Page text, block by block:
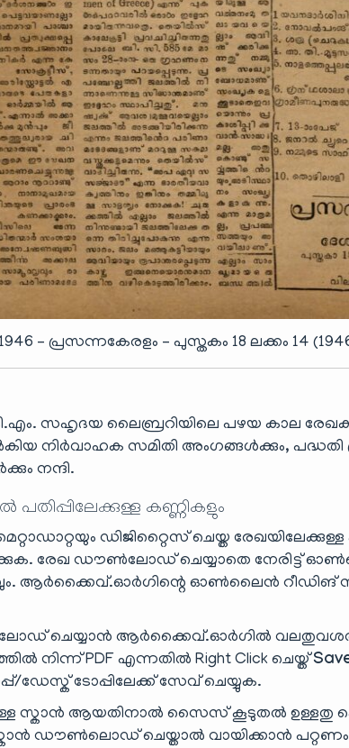
1946 – പ്രസന്നകേരളം – പുസ്തകം 18 ലക്കം 14
സഹൃദയ ലൈബ്രറിയിലെ പഴയ കാല
നിര്‍വാഹക സമിതി അംഗങ്ങൾക്കും, പദ്ധതി
നന്ദി.
പതിപ്പിലേക്കുള്ള കണ്ണികളും
ഡിജിറ്റൈസ് ചെയ്ത രേഖയിലേക്കുള്ള
രേഖ ഡൗൺലോഡ് ചെയ്യാതെ നേരിട്ട്
ആർക്കൈവ്.ഓർഗിന്റെ ഓൺലൈൻ റീഡിങ്
ചെയ്യാൻ ആർക്കൈവ്.ഓർഗിൽ
നിന്ന് PDF എന്നതിൽ Right Click ചെയ്ത്
ഡേസ്ക് ടോപ്പിലേക്ക് സേവ് ചെയ്യുക.
സ്കാൻ ആയതിനാൽ സൈസ് കൂടുതൽ
ഡൗൺലൊഡ് ചെയ്താൽ വായിക്കാൻ പറ്റണം